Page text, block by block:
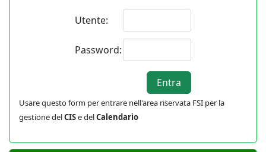
Utente:
Password:
Usare questo form per entrare nell'area riservata FSI per la
gestione delCISe delCalendario